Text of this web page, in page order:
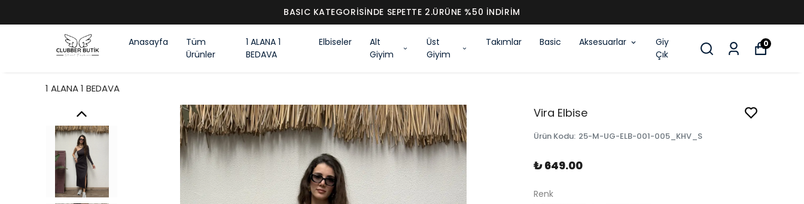
BASIC KATEGORİSİNDE SEPETTE 2.ÜRÜNE %50 İNDİRİM
Anasayfa
Tüm
Ürünler
1 ALANA 1
BEDAVA
Elbiseler
Alt
Giyim
Üst
Giyim
Takımlar Basic Aksesuarlar
Giy
Çık
0
1 ALANA 1 BEDAVA
Vira Elbise
Ürün Kodu: 25-M-UG-ELB-001-005_KHV_S
₺ 649.00
Renk